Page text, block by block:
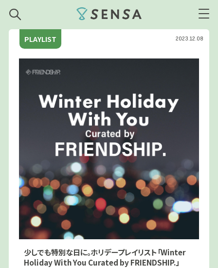
PLAYLIST 2023.12.08
少しでも特別な日に。ホリデープレイリスト「Winter
Holiday With You Curated by FRIENDSHIP.」